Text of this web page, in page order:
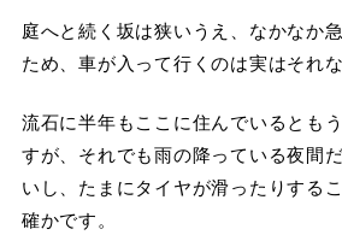
庭へと続く坂は狭いうえ、なかなか
ため、車が入って行くのは実はそれ
流石に半年もここに住んでいるとも
すが、それでも雨の降っている夜間
いし、たまにタイヤが滑ったりする
確かです。